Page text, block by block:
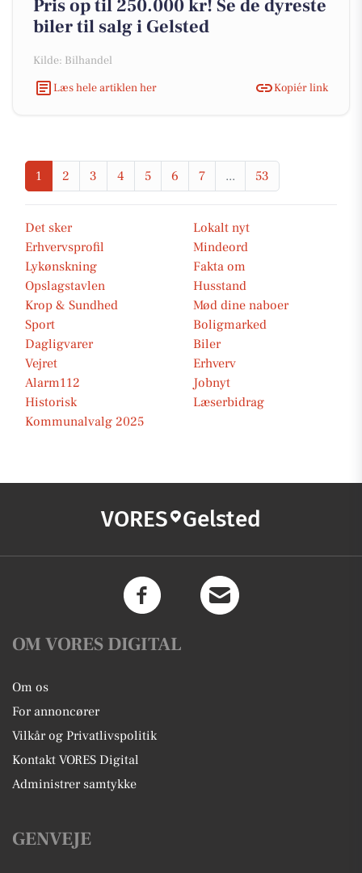
Pris op til 250.000 kr! Se de dyreste
biler til salg i Gelsted
Kilde: Bilhandel
Læs hele artiklen her
Kopiér link
1 2 3 4 5 6 7 ... 53
Det sker
Lokalt nyt
Erhvervsprofil
Mindeord
Lykønskning
Fakta om
Opslagstavlen
Husstand
Krop & Sundhed
Mød dine naboer
Sport
Boligmarked
Dagligvarer
Biler
Vejret
Erhverv
Alarm112
Jobnyt
Historisk
Læserbidrag
Kommunalvalg 2025
VORES Gelsted
OM VORES DIGITAL
Om os
For annoncører
Vilkår og Privatlivspolitik
Kontakt VORES Digital
Administrer samtykke
GENVEJE